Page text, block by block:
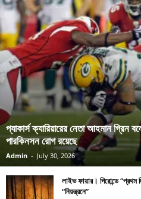
প্যাকার্স ক্যারিয়ারের নেতা আহমান গ্রিন
পারকিনসন রোগ রয়েছে
Admin - July 30, 2026
লাইভ ফায়ার। গিরোন্ডে
“নিয়ন্ত্রনে”